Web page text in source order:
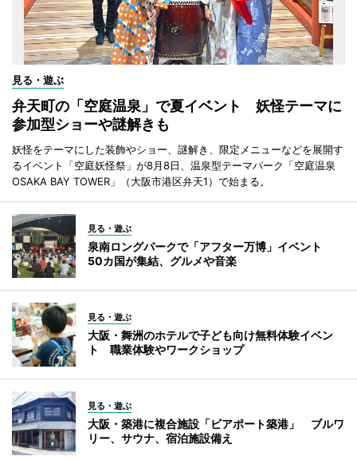
見る・遊ぶ
弁天町の「空庭温泉」で夏イベント 妖怪テーマに
参加型ショーや謎解きも
妖怪をテーマにした装飾やショー、謎解き、限定メニューなどを展開す
るイベント「空庭妖怪祭」が8月8日、温泉型テーマパーク「空庭温泉
OSAKA BAY TOWER」（大阪市港区弁天1）で始まる。
見る・遊ぶ
泉南ロングパークで「アフター万博」イベント
50カ国が集結、グルメや音楽
見る・遊ぶ
大阪・舞洲のホテルで子ども向け無料体験イベン
ト 職業体験やワークショップ
見る・遊ぶ
大阪・築港に複合施設「ビアポート築港」 ブルワ
リー、サウナ、宿泊施設備え